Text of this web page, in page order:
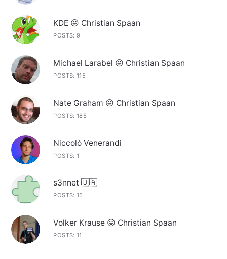
KDE 😛 Christian Spaan
POSTS: 9
Michael Larabel 😛 Christian Spaan
POSTS: 115
Nate Graham 😛 Christian Spaan
POSTS: 185
Niccolò Venerandi
POSTS: 1
s3nnet 🇺🇦
POSTS: 15
Volker Krause 😛 Christian Spaan
POSTS: 11